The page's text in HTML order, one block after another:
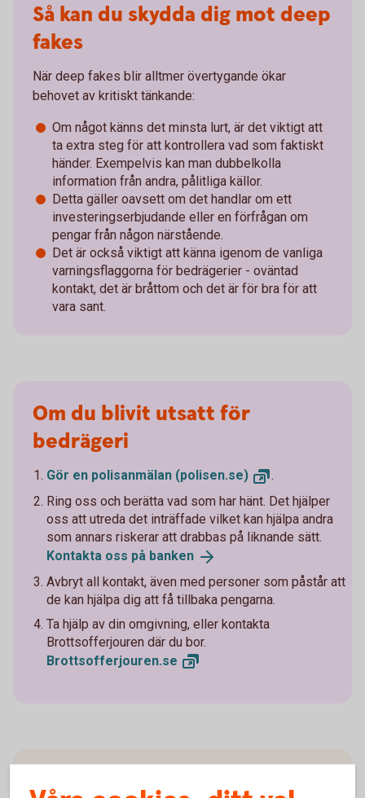
Så kan du skydda dig mot deep
fakes
När deep fakes blir alltmer övertygande ökar
behovet av kritiskt tänkande:
Om något känns det minsta lurt, är det viktigt att
ta extra steg för att kontrollera vad som faktiskt
händer. Exempelvis kan man dubbelkolla
information från andra, pålitliga källor.
Detta gäller oavsett om det handlar om ett
investeringserbjudande eller en förfrågan om
pengar från någon närstående.
Det är också viktigt att känna igenom de vanliga
varningsflaggorna för bedrägerier - oväntad
kontakt, det är bråttom och det är för bra för att
vara sant.
Om du blivit utsatt för
bedrägeri
Gör en polisanmälan (polisen.se)
.
Ring oss och berätta vad som har hänt. Det hjälper
oss att utreda det inträffade vilket kan hjälpa andra
som annars riskerar att drabbas på liknande sätt.
Kontakta oss på banken
Avbryt all kontakt, även med personer som påstår att
de kan hjälpa dig att få tillbaka pengarna.
Ta hjälp av din omgivning, eller kontakta
Brottsofferjouren där du bor.
Brottsofferjouren.se
Lär dig mer om hur du kan